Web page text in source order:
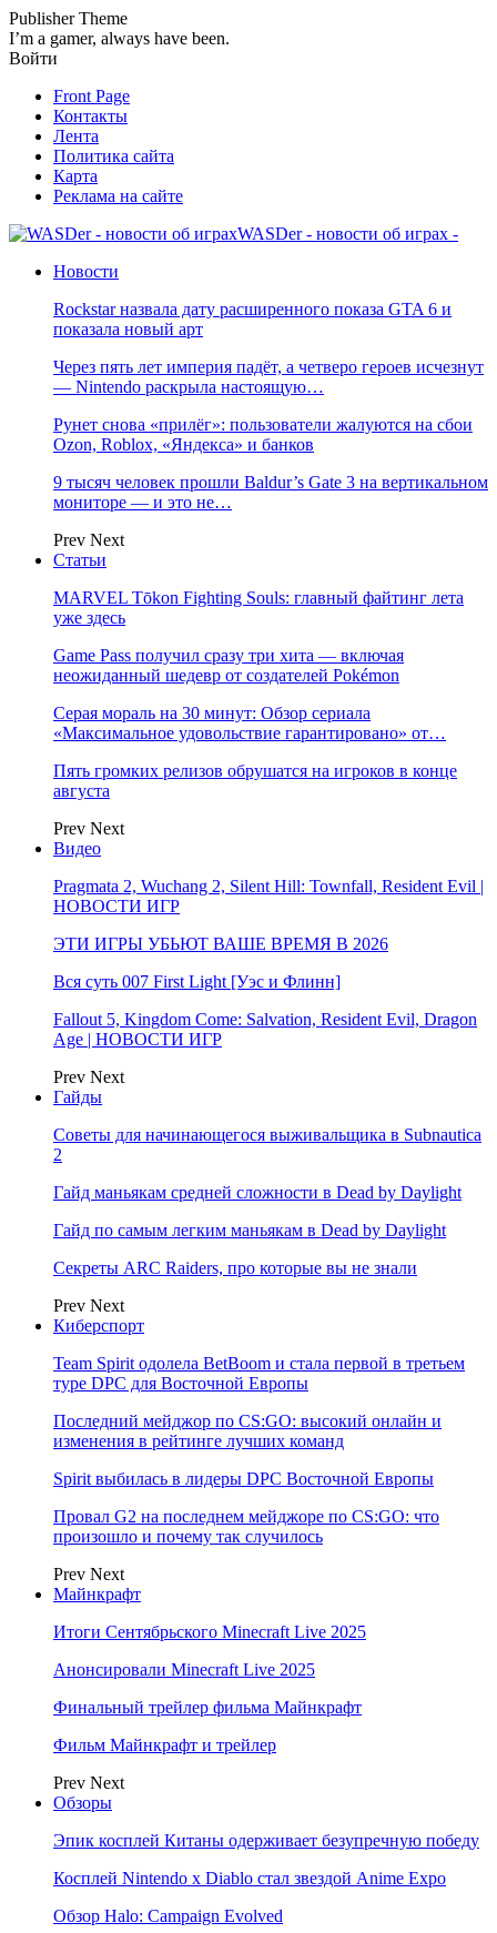
Publisher Theme
I’m a gamer, always have been.
Войти
Front Page
Контакты
Лента
Политика сайта
Карта
Реклама на сайте
WASDer - новости об играх -
Новости
Rockstar назвала дату расширенного показа GTA 6 и
показала новый арт
Через пять лет империя падёт, а четверо героев исчезнут
— Nintendo раскрыла настоящую…
Рунет снова «прилёг»: пользователи жалуются на сбои
Ozon, Roblox, «Яндекса» и банков
9 тысяч человек прошли Baldur’s Gate 3 на вертикальном
мониторе — и это не…
Prev Next
Статьи
MARVEL Tōkon Fighting Souls: главный файтинг лета
уже здесь
Game Pass получил сразу три хита — включая
неожиданный шедевр от создателей Pokémon
Серая мораль на 30 минут: Обзор сериала
«Максимальное удовольствие гарантировано» от…
Пять громких релизов обрушатся на игроков в конце
августа
Prev Next
Видео
Pragmata 2, Wuchang 2, Silent Hill: Townfall, Resident Evil |
НОВОСТИ ИГР
ЭТИ ИГРЫ УБЬЮТ ВАШЕ ВРЕМЯ В 2026
Вся суть 007 First Light [Уэс и Флинн]
Fallout 5, Kingdom Come: Salvation, Resident Evil, Dragon
Age | НОВОСТИ ИГР
Prev Next
Гайды
Советы для начинающегося выживальщика в Subnautica
2
Гайд маньякам средней сложности в Dead by Daylight
Гайд по самым легким маньякам в Dead by Daylight
Секреты ARC Raiders, про которые вы не знали
Prev Next
Киберспорт
Team Spirit одолела BetBoom и стала первой в третьем
туре DPC для Восточной Европы
Последний мейджор по CS:GO: высокий онлайн и
изменения в рейтинге лучших команд
Spirit выбилась в лидеры DPC Восточной Европы
Провал G2 на последнем мейджоре по CS:GO: что
произошло и почему так случилось
Prev Next
Майнкрафт
Итоги Сентябрьского Minecraft Live 2025
Анонсировали Minecraft Live 2025
Финальный трейлер фильма Майнкрафт
Фильм Майнкрафт и трейлер
Prev Next
Обзоры
Эпик косплей Китаны одерживает безупречную победу
Косплей Nintendo x Diablo стал звездой Anime Expo
Обзор Halo: Campaign Evolved